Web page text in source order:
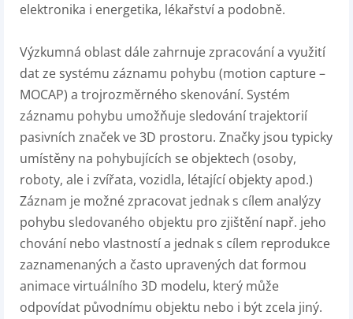
elektronika i energetika, lékařství a podobně.
Výzkumná oblast dále zahrnuje zpracování a využití
dat ze systému záznamu pohybu (motion capture ­–
MOCAP) a trojrozměrného skenování. Systém
záznamu pohybu umožňuje sledování trajektorií
pasivních značek ve 3D prostoru. Značky jsou typicky
umístěny na pohybujících se objektech (osoby,
roboty, ale i zvířata, vozidla, létající objekty apod.)
Záznam je možné zpracovat jednak s cílem analýzy
pohybu sledovaného objektu pro zjištění např. jeho
chování nebo vlastností a jednak s cílem reprodukce
zaznamenaných a často upravených dat formou
animace virtuálního 3D modelu, který může
odpovídat původnímu objektu nebo i být zcela jiný.